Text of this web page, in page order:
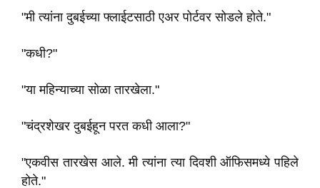
"मी त्यांना दुबईच्या फ्लाईटसाठी एअर पोर्टवर सोडले होते."
"कधी?"
"या महिन्याच्या सोळा तारखेला."
"चंद्रशेखर दुबईहून परत कधी आला?"
"एकवीस तारखेस आले. मी त्यांना त्या दिवशी ऑफिसमध्ये पहिले
होते."